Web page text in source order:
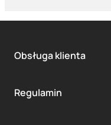
Obsługa klienta
Regulamin